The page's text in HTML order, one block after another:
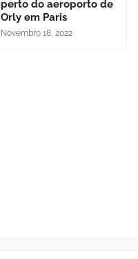
perto do aeroporto de
Orly em Paris
Novembro 18, 2022